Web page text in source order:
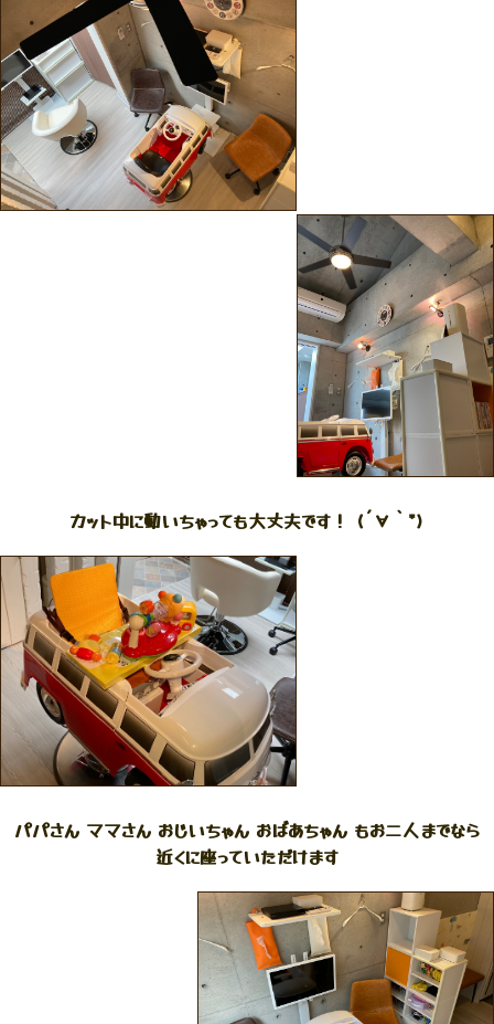
カット中に動いちゃっても大丈夫です！ (´∀｀*)
パパさん ママさん おじいちゃん おばあちゃん もお二人までなら
近くに座っていただけます